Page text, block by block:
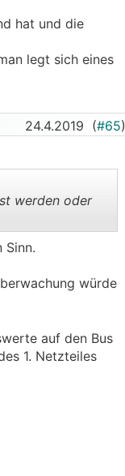
hat und die
legt sich eines
24.4.2019 (#65)
werden oder
Sinn.
würde
auf den Bus
1. Netzteiles